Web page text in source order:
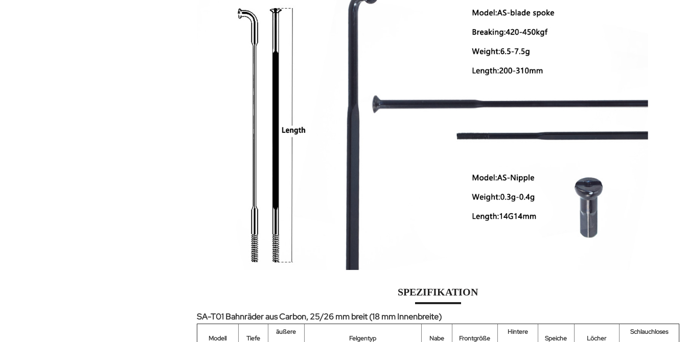
SPEZIFIKATION
SA-T01 Bahnräder aus Carbon, 25/26 mm breit (18 mm Innenbreite)
Modell Tiefe
äußere
Felgentyp Nabe Frontgröße
Hintere
Speiche Löcher
Schlauchloses